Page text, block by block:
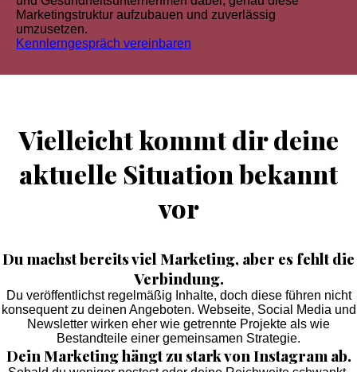
Marketingstruktur aufzubauen und zuverlässig
umzusetzen.
Kennlerngespräch vereinbaren
Vielleicht kommt dir deine
aktuelle Situation bekannt
vor
Du machst bereits viel Marketing, aber es fehlt die
Verbindung.
Du veröffentlichst regelmäßig Inhalte, doch diese führen nicht
konsequent zu deinen Angeboten. Webseite, Social Media und
Newsletter wirken eher wie getrennte Projekte als wie
Bestandteile einer gemeinsamen Strategie.
Dein Marketing hängt zu stark von Instagram ab.